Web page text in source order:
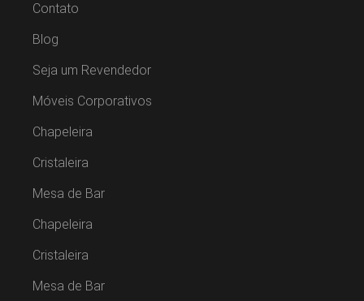
Contato
Blog
Seja um Revendedor
Móveis Corporativos
Chapeleira
Cristaleira
Mesa de Bar
Chapeleira
Cristaleira
Mesa de Bar